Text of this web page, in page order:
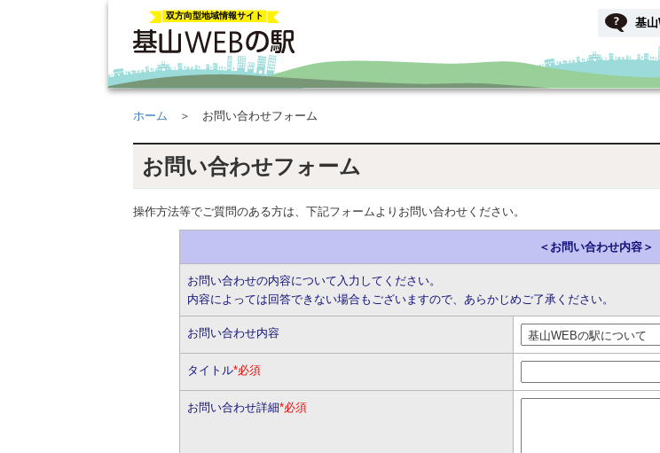
双方向型地域情報サイト
基
ホーム ＞ お問い合わせフォーム
お問い合わせフォーム
操作方法等でご質問のある方は、下記フォームよりお問い合わせください。
＜お問い合わせ内容＞
お問い合わせの内容について入力してください。
内容によっては回答できない場合もございますので、あらかじめご了承ください。
お問い合わせ内容
タイトル*必須
お問い合わせ詳細*必須